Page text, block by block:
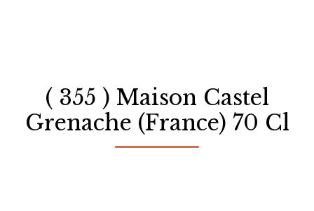
( 355 ) Maison Castel
Grenache (France) 70 Cl